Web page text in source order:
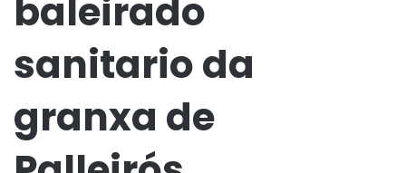
baleirado
sanitario da
granxa de